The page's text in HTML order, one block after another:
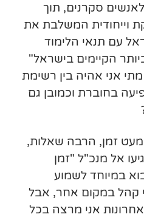
לאנשים סקרנים, תוך
וייחודית המשלבת את
עם תנאי הלימוד
הקיימים בישראל"
אני אהיה בין רשימת
בחוברת וכמובן גם
זמן, הרבה שאלות,
אל מנכ"ל "זמן
במיוחד לשמוע
קהל במקום אחר, אבל
אני מרצה בכל